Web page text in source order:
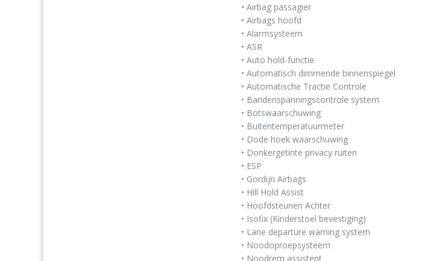
• Airbag passagier
• Airbags hoofd
• Alarmsysteem
• ASR
• Auto hold-functie
• Automatisch dimmende binnenspiegel
• Automatische Tractie Controle
• Bandenspanningscontrole system
• Botswaarschuwing
• Buitentemperatuurmeter
• Dode hoek waarschuwing
• Donkergetinte privacy ruiten
• ESP
• Gordijn Airbags
• Hill Hold Assist
• Hoofdsteunen Achter
• Isofix (Kinderstoel bevestiging)
• Lane departure warning system
• Noodoproepsysteem
• Noodrem assistent